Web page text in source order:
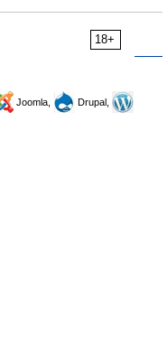
18+
Joomla,
Drupal,